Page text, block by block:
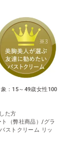
：15～49歳女性100
た方
（弊社商品）/グラ
ストクリーム リッ